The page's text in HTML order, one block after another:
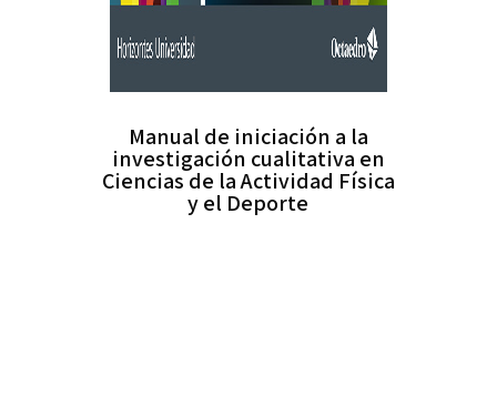
Manual de iniciación a la
investigación cualitativa en
Ciencias de la Actividad Física
y el Deporte